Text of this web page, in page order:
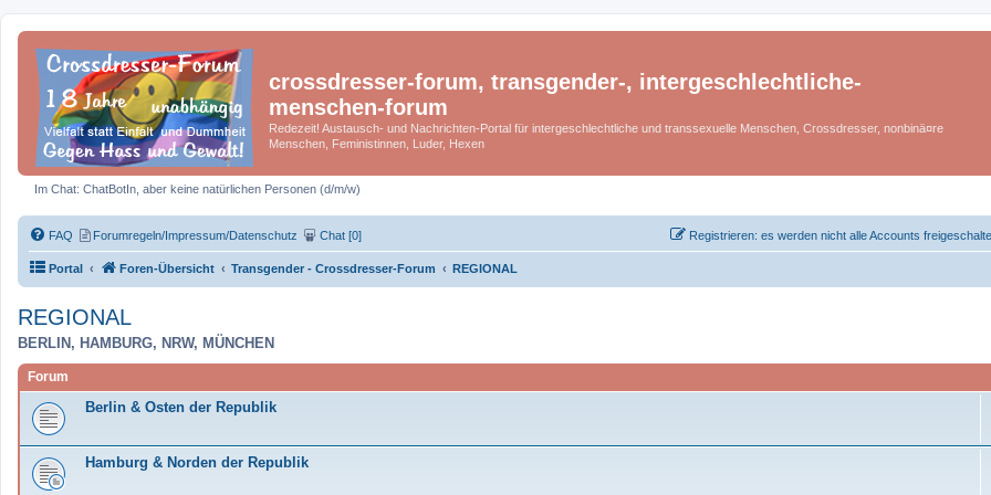
crossdresser-forum, transgender-, intergeschlechtliche-
menschen-forum
Redezeit! Austausch- und Nachrichten-Portal für intergeschlechtliche und transsexuelle Menschen, Crossdresser, nonbinä¤re
Menschen, Feministinnen, Luder, Hexen
Im Chat: ChatBotIn, aber keine natürlichen Personen (d/m/w)
FAQ Forumregeln/Impressum/Datenschutz Chat [0] Registrieren: es werden nicht alle Accounts
Portal Foren-Übersicht Transgender - Crossdresser-Forum REGIONAL
REGIONAL
BERLIN, HAMBURG, NRW, MÜNCHEN
Forum
Berlin & Osten der Republik
Hamburg & Norden der Republik